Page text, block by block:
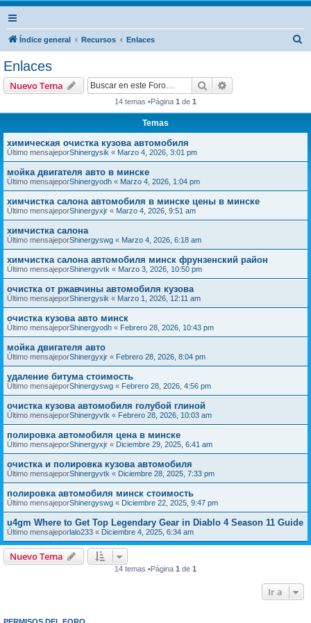
Índice general Recursos Enlaces
Enlaces
Nuevo Tema Buscar
14 temas •Página 1 de 1
Temas
химическая очистка кузова автомобиля
Último mensajeporShinergysik « Marzo 4, 2026, 3:01 pm
мойка двигателя авто в минске
Último mensajeporShinergyodh « Marzo 4, 2026, 1:04 pm
химчистка салона автомобиля в минске цены в минске
Último mensajeporShinergyxjr « Marzo 4, 2026, 9:51 am
химчистка салона
Último mensajeporShinergyswg « Marzo 4, 2026, 6:18 am
химчистка салона автомобиля минск фрунзенский район
Último mensajeporShinergyvtk « Marzo 3, 2026, 10:50 pm
очистка от ржавчины автомобиля кузова
Último mensajeporShinergysik « Marzo 1, 2026, 12:11 am
очистка кузова авто минск
Último mensajeporShinergyodh « Febrero 28, 2026, 10:43 pm
мойка двигателя авто
Último mensajeporShinergyxjr « Febrero 28, 2026, 8:04 pm
удаление битума стоимость
Último mensajeporShinergyswg « Febrero 28, 2026, 4:56 pm
очистка кузова автомобиля голубой глиной
Último mensajeporShinergyvtk « Febrero 28, 2026, 10:03 am
полировка автомобиля цена в минске
Último mensajeporShinergyxjr « Diciembre 29, 2025, 6:41 am
очистка и полировка кузова автомобиля
Último mensajeporShinergyvtk « Diciembre 28, 2025, 7:33 pm
полировка автомобиля минск стоимость
Último mensajeporShinergyswg « Diciembre 22, 2025, 9:47 pm
u4gm Where to Get Top Legendary Gear in Diablo 4 Season 11 Guide
Último mensajeporlalo233 « Diciembre 4, 2025, 6:34 am
Nuevo Tema
14 temas •Página 1 de 1
Ir a